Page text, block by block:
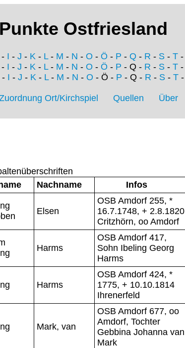
Ostfriesland
- I - J - K - L- M - N - O - Ö - P - Q - R - S - T -
- I - J - K - L- M - N - O - Ö - P - Q - R - S - T -
- I - J - K- L- M - N - O - Ö - P - Q - R - S- T-
Ort/Kirchspiel Quellen Über
Nachname Infos
Elsen
OSB Amdorf 255, *
16.7.1748, + 2.8.1820
Critzhörn, oo Amdorf
Harms
OSB Amdorf 417,
Sohn Ibeling Georg
Harms
Harms
OSB Amdorf 424, *
1775, + 10.10.1814
Ihrenerfeld
Mark, van
OSB Amdorf 677, oo
Amdorf, Tochter
Gebbina Johanna van
Mark